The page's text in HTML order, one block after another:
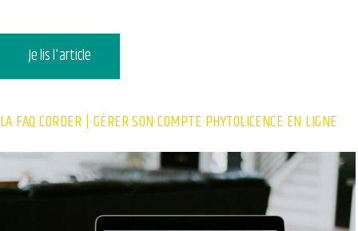
Je lis l'article
LA FAQ CORDER | GÉRER SON COMPTE PHYTOLICENCE EN LIGNE